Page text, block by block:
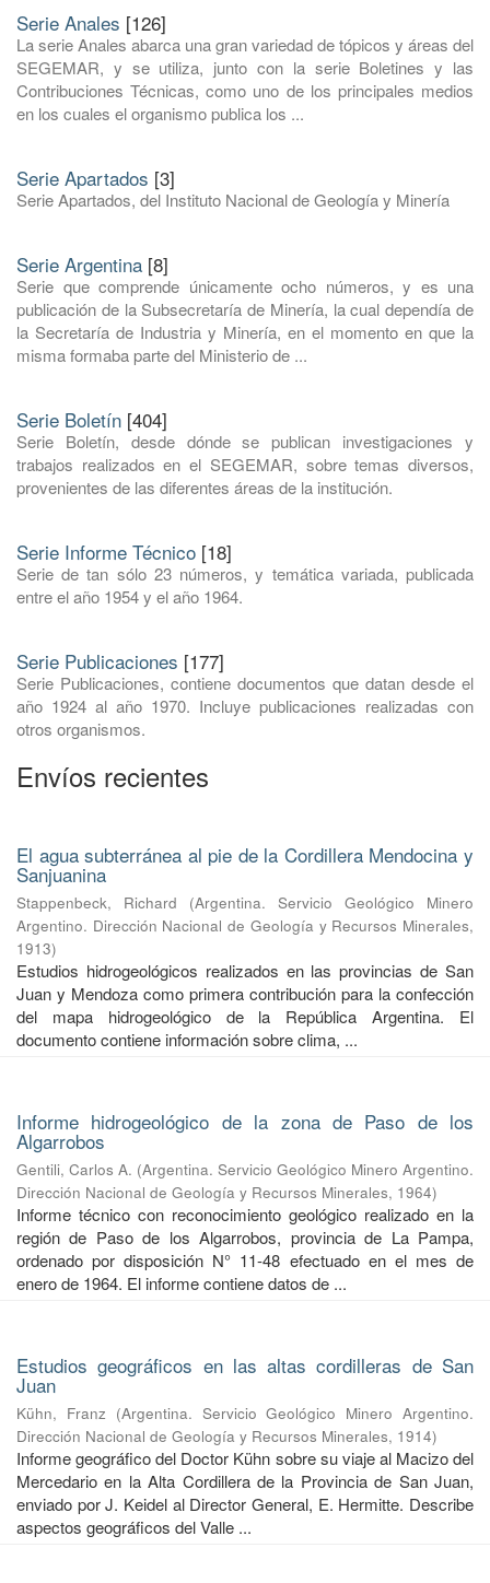
Serie Anales [126]
La serie Anales abarca una gran variedad de tópicos y áreas del
SEGEMAR, y se utiliza, junto con la serie Boletines y las
Contribuciones Técnicas, como uno de los principales medios
en los cuales el organismo publica los ...
Serie Apartados [3]
Serie Apartados, del Instituto Nacional de Geología y Minería
Serie Argentina [8]
Serie que comprende únicamente ocho números, y es una
publicación de la Subsecretaría de Minería, la cual dependía de
la Secretaría de Industria y Minería, en el momento en que la
misma formaba parte del Ministerio de ...
Serie Boletín [404]
Serie Boletín, desde dónde se publican investigaciones y
trabajos realizados en el SEGEMAR, sobre temas diversos,
provenientes de las diferentes áreas de la institución.
Serie Informe Técnico [18]
Serie de tan sólo 23 números, y temática variada, publicada
entre el año 1954 y el año 1964.
Serie Publicaciones [177]
Serie Publicaciones, contiene documentos que datan desde el
año 1924 al año 1970. Incluye publicaciones realizadas con
otros organismos.
Envíos recientes
El agua subterránea al pie de la Cordillera Mendocina y
Sanjuanina
Stappenbeck, Richard (Argentina. Servicio Geológico Minero
Argentino. Dirección Nacional de Geología y Recursos Minerales,
1913)
Estudios hidrogeológicos realizados en las provincias de San
Juan y Mendoza como primera contribución para la confección
del mapa hidrogeológico de la República Argentina. El
documento contiene información sobre clima, ...
Informe hidrogeológico de la zona de Paso de los
Algarrobos
Gentili, Carlos A. (Argentina. Servicio Geológico Minero Argentino.
Dirección Nacional de Geología y Recursos Minerales, 1964)
Informe técnico con reconocimiento geológico realizado en la
región de Paso de los Algarrobos, provincia de La Pampa,
ordenado por disposición N° 11-48 efectuado en el mes de
enero de 1964. El informe contiene datos de ...
Estudios geográficos en las altas cordilleras de San
Juan
Kühn, Franz (Argentina. Servicio Geológico Minero Argentino.
Dirección Nacional de Geología y Recursos Minerales, 1914)
Informe geográfico del Doctor Kühn sobre su viaje al Macizo del
Mercedario en la Alta Cordillera de la Provincia de San Juan,
enviado por J. Keidel al Director General, E. Hermitte. Describe
aspectos geográficos del Valle ...